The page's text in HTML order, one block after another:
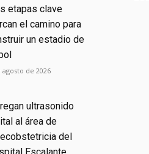
etapas clave
el camino para
un estadio de
agosto de 2026
ultrasonido
al área de
del
Escalante